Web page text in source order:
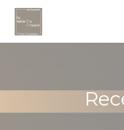
Personalizzazione delle tue